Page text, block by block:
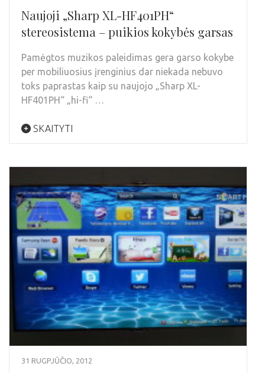
Naujoji „Sharp XL-HF401PH“
stereosistema – puikios kokybės garsas
Pamėgtos muzikos paleidimas gera garso kokybe
per mobiliuosius įrenginius dar niekada nebuvo
toks paprastas kaip su naujojo „Sharp XL-
HF401PH“ „hi-fi“ …
SKAITYTI
31 RUGPJŪČIO, 2012